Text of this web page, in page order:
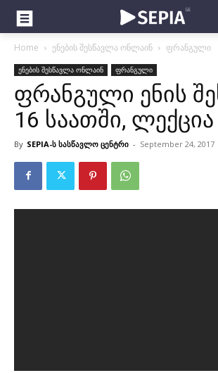
Home ენების შესწავლა ონლაინ ფრანგული
ენების შესწავლა ონლაინ ფრანგული
ფრანგული ენის
16 საათში, ლექცია
By SEPIA-ს სასწავლო ცენტრი - September 24, 2017